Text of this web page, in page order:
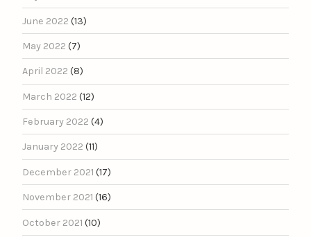
June 2022 (13)
May 2022 (7)
April 2022 (8)
March 2022 (12)
February 2022 (4)
January 2022 (11)
December 2021 (17)
November 2021 (16)
October 2021 (10)